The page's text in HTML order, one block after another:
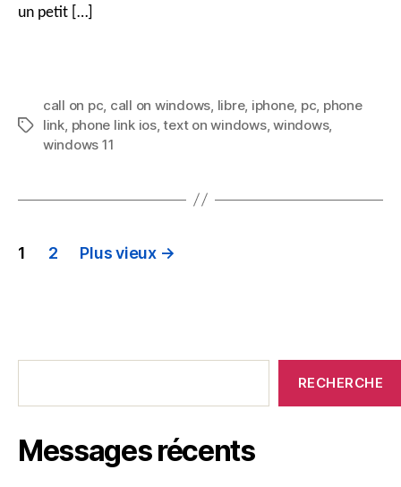
un petit […]
Mots
call on pc call on windows libre, iphone, pc phone
link phone link ios,text on windows,windows,
windows 11
PAGINATION
1 2 Plus vieux →
Messages
RECHERCHE
Messages récents